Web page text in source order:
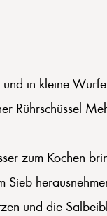
und in kleine
Rührschüssel
zum Kochen
Sieb
und die